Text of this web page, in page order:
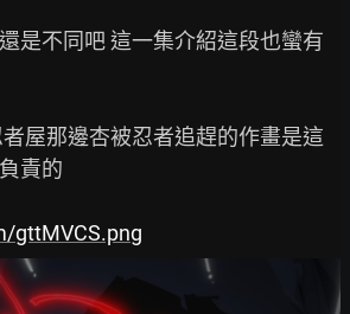
是不同吧 這一集介紹這段也蠻有
屋那邊杏被忍者追趕的作畫是這
責的
gttMVCS.png